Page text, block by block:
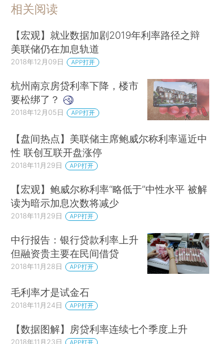
相关阅读
【宏观】就业数据加剧2019年利率路径之辩
美联储仍在加息轨道
2018年12月09日 APP打开
杭州南京房贷利率下降，楼市
要松绑了？
2018年12月05日 APP打开
【盘间热点】美联储主席鲍威尔称利率逼近中
性 联创互联开盘涨停
2018年11月29日 APP打开
【宏观】鲍威尔称利率“略低于”中性水平 被解
读为暗示加息次数将减少
2018年11月29日 APP打开
中行报告：银行贷款利率上升
但融资贵主要在民间借贷
2018年11月28日 APP打开
毛利率才是试金石
2018年11月24日 APP打开
【数据图解】房贷利率连续七个季度上升
2018年11月23日 APP打开